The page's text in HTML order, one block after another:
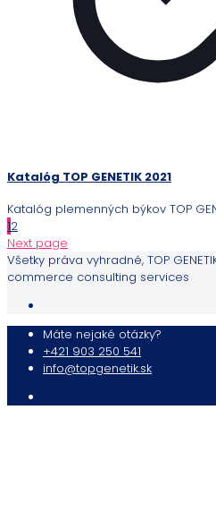
Katalóg TOP GENETIK 2021
Katalóg plemenných býkov TOP
12
Next page
Všetky práva vyhradné, TOP
commerce consulting services
Máte nejaké otázky?
+421 903 250 541
info@topgenetik.sk